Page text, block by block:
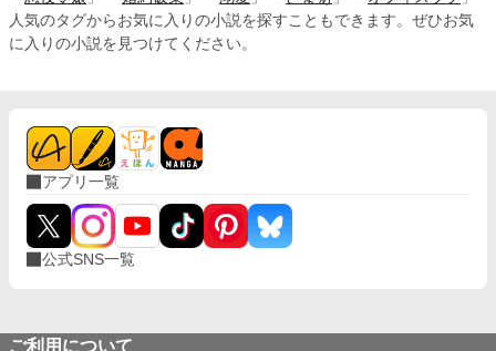
人気のタグからお気に入りの小説を探すこともできます。ぜひお気
に入りの小説を見つけてください。
アプリ一覧
公式SNS一覧
ご利用について